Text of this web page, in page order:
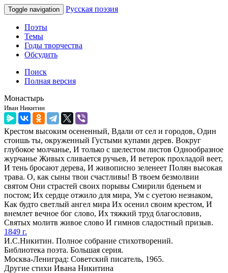
Toggle navigation Русская поэзия
Поэты
Темы
Годы творчества
Обсудить
Поиск
Полная версия
Монастырь
Иван Никитин
Крестом высоким осененный, Вдали от сел и городов, Один
стоишь ты, окруженный Густыми купами дерев. Вокруг
глубокое молчанье, И только с шелестом листов Однообразное
журчанье Живых сливается ручьев, И ветерок прохладой веет,
И тень бросают дерева, И живописно зеленеет Полян высокая
трава. О, как сыны твои счастливы! В твоем безмолвии
святом Они страстей своих порывы Смирили бденьем и
постом; Их сердце отжило для мира, Ум с суетою незнаком,
Как будто светлый ангел мира Их осенил своим крестом, И
внемлет вечное бог слово, Их тяжкий труд благословив,
Святых молитв живое слово И гимнов сладостный призыв.
1849 г.
И.С.Никитин. Полное собрание стихотворений.
Библиотека поэта. Большая серия.
Москва-Лениград: Советский писатель, 1965.
Другие стихи Ивана Никитина